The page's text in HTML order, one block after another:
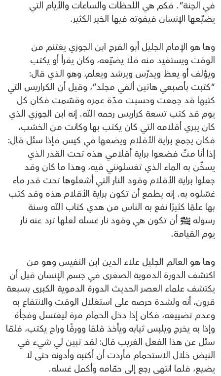
في الجنة”. فكم هي اللحظات والساعات والأيام التي
يضيّعها الإنسان فيفوته فيها الخير الكثير.
وها هو الإمام الجليل أبو الفرج ابن الجوزي يغتنم من
الوقت ويستفيد منه فلا يضيّعه، وكان يقرأ أو يكتب
ويؤلف أو يعظ ويدرّس ويرشد ويعلم، وهو الذي قال:
“كتبت بأصبعي هاتين ألفي مجلد”، وقيل أن الكراريس التي
كتبها قد جمعت وحسبت مدّة عمره وقسّمت فكان كل
يوم قد كتب تسعة كراريس رحمه الله. إنه ابن الجوزي الذي
كان يبري أقلامه التي كان يكتب بها وكانت من الخشب،
فكان يجمع براية الأقلام ويضعها في كيس فإذا سئل قال:
إذا أنا متّ فضعوا براية أقلامي هذه تحت القدر الذي
يسخّن به الماء الذي تغسلونني فيه، وهذا ما كان وقد
جعلوا براية الأقلام وقود النار التي أشعلوها تحت قدر ماء
غسّلوه به. إنه يطمع أن تكون براية الأقلام هذه وقد كتب
بها علمًا كثيرًا نفع به الناس من هدي كتاب الله وسنة
رسوله ﷺ أن تكون هي وقود نار غسله لعلها ترد عنه نار
يوم القيامة.
وها هو العالم الجليل علاء الدين ابن النفيس وهو من
اكتشف الدورة الدموية الصغرى في جسم الإنسان قبل أن
يكتشف علماء العصر الحديث الدورة الدموية الكبرى بسبعة
قرون، أنه ولشدة حرصه على استغلال الوقت والانتفاع به
وعدم تضييعه، فكان إذا دخل الحمام مرة ليغتسل وفجأة
وإذا به يخرج ويلبس ثيابه ويأخذ قلمًا وورقًا وراح يكتب، فلمّا
سئل عن هذا الفعل الغريب قال: لقد تبين لي شيء في
النبض خلال الاستحمام فأردت أن أكتبه وأدونه حتى لا
يضيع، فلما انتهى رجع إلى حمّامه وأكمل غسله.